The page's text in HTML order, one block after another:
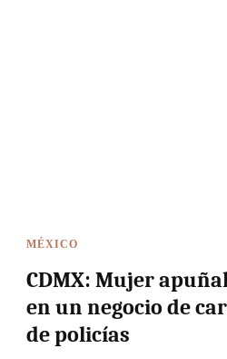
MÉXICO
CDMX: Mujer
en un negocio de
de policías